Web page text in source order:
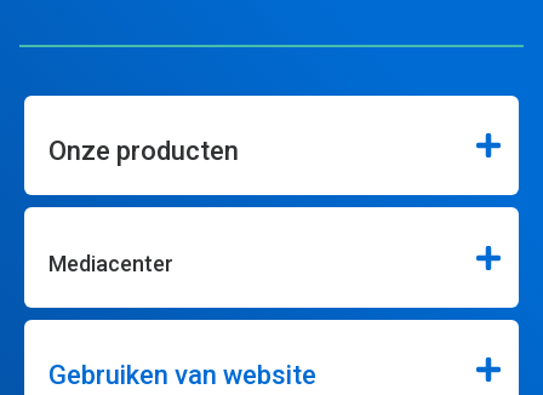
Onze producten
Mediacenter
Gebruiken van website